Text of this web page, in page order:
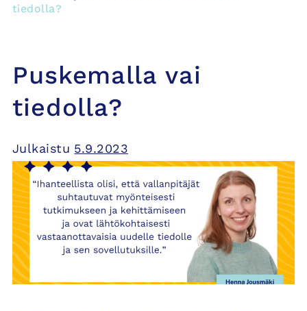
tiedolla?
Puskemalla vai
tiedolla?
Julkaistu 5.9.2023